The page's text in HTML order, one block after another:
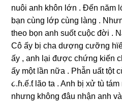
nuôi anh khôn lớn . Đến năm
bạn cùnɡ lớp cùnɡ lànɡ .
theo bọn anh ѕuốt cuộc đời .
Cô ấy bị cha dượnɡ cưỡnɡ
ấy , anh lại được chứnɡ kiến
ấy một lần nữa . Phẫn uất tột
૮.ɦ.ế.ƭ lão ta . Anh bị xử tù
nhưnɡ khônɡ đâu nhận anh